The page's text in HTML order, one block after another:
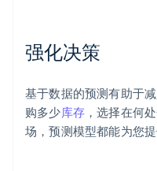
强化决策
基于数据的预测有助于
购多少库存 ，选择在何
场，预测模型都能为您